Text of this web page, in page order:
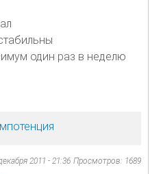
один раз в неделю
2011 - 21:36 Просмотров: 1689